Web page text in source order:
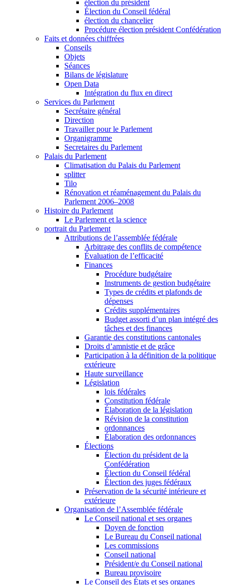
élection du président
Élection du Conseil fédéral
élection du chancelier
Procédure élection président Confédération
Faits et données chiffrées
Conseils
Objets
Séances
Bilans de législature
Open Data
Intégration du flux en direct
Services du Parlement
Secrétaire général
Direction
Travailler pour le Parlement
Organigramme
Secretaires du Parlement
Palais du Parlement
Climatisation du Palais du Parlement
splitter
Tilo
Rénovation et réaménagement du Palais du
Parlement 2006–2008
Histoire du Parlement
Le Parlement et la science
portrait du Parlement
Attributions de l’assemblée fédérale
Arbitrage des conflits de compétence
Évaluation de l’efficacité
Finances
Procédure budgétaire
Instruments de gestion budgétaire
Types de crédits et plafonds de
dépenses
Crédits supplémentaires
Budget assorti d’un plan intégré des
tâches et des finances
Garantie des constitutions cantonales
Droits d’amnistie et de grâce
Participation à la définition de la politique
extérieure
Haute surveillance
Législation
lois fédérales
Constitution fédérale
Élaboration de la législation
Révision de la constitution
ordonnances
Élaboration des ordonnances
Élections
Élection du président de la
Confédération
Élection du Conseil fédéral
Élection des juges fédéraux
Préservation de la sécurité intérieure et
extérieure
Organisation de l’Assemblée fédérale
Le Conseil national et ses organes
Doyen de fonction
Le Bureau du Conseil national
Les commissions
Conseil national
Président/e du Conseil national
Bureau provisoire
Le Conseil des États et ses organes